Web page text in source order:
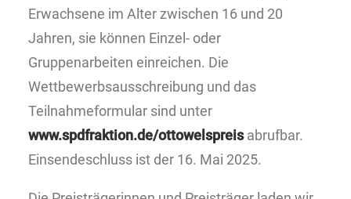
Erwachsene im Alter zwischen 16 und 20
Jahren, sie können Einzel- oder
Gruppenarbeiten einreichen. Die
Wettbewerbsausschreibung und das
Teilnahmeformular sind unter
www.spdfraktion.de/ottowelspreisabrufbar.
Einsendeschluss ist der 16. Mai 2025.